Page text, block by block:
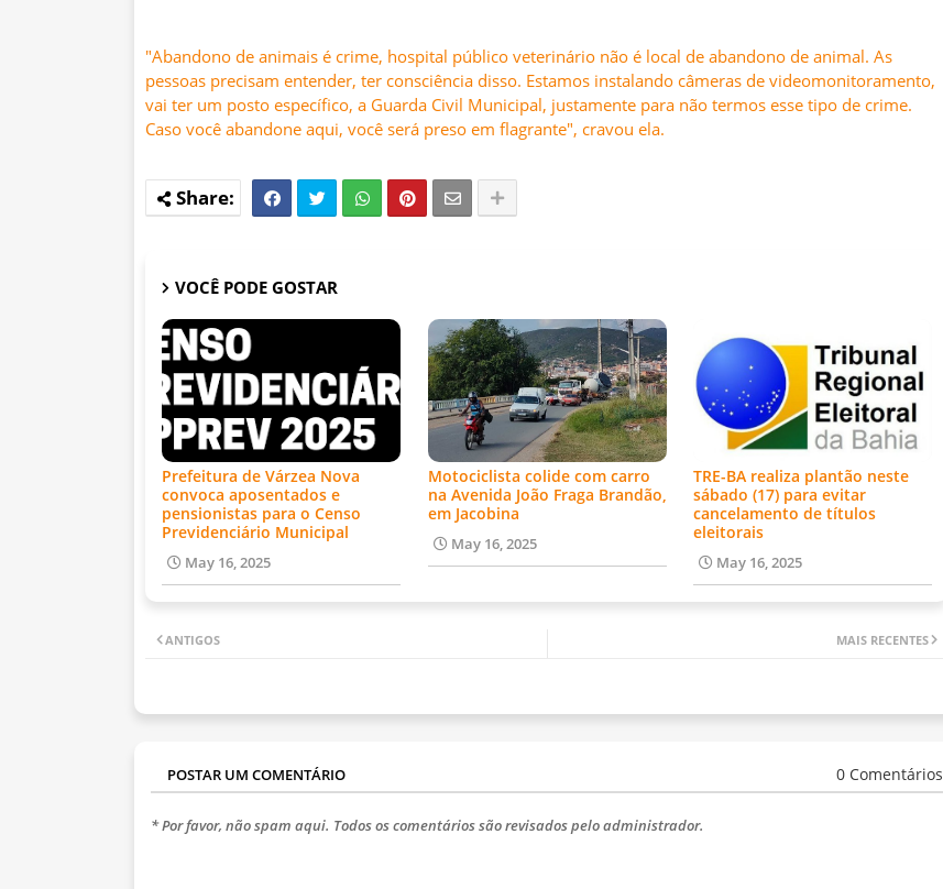
"Abandono de animais é crime, hospital público veterinário não é local de abandono de animal. As
pessoas precisam entender, ter consciência disso. Estamos instalando câmeras de videomonitoramento,
vai ter um posto específico, a Guarda Civil Municipal, justamente para não termos esse tipo de crime.
Caso você abandone aqui, você será preso em flagrante", cravou ela.
VOCÊ PODE GOSTAR
Prefeitura de Várzea Nova
convoca aposentados e
pensionistas para o Censo
Previdenciário Municipal
May 16, 2025
Motociclista colide com carro
na Avenida João Fraga Brandão,
em Jacobina
May 16, 2025
TRE-BA realiza plantão neste
sábado (17) para evitar
cancelamento de títulos
eleitorais
May 16, 2025
MAIS RECENTES
ANTIGOS
POSTAR UM COMENTÁRIO 0 Comentários
* Por favor, não spam aqui. Todos os comentários são revisados ​​pelo administrador.